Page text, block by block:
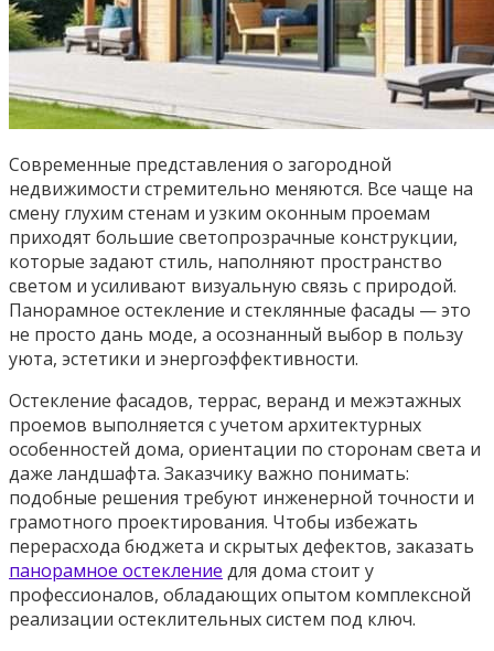
Современные представления о загородной
недвижимости стремительно меняются. Все чаще на
смену глухим стенам и узким оконным проемам
приходят большие светопрозрачные конструкции,
которые задают стиль, наполняют пространство
светом и усиливают визуальную связь с природой.
Панорамное остекление и стеклянные фасады — это
не просто дань моде, а осознанный выбор в пользу
уюта, эстетики и энергоэффективности.
Остекление фасадов, террас, веранд и межэтажных
проемов выполняется с учетом архитектурных
особенностей дома, ориентации по сторонам света и
даже ландшафта. Заказчику важно понимать:
подобные решения требуют инженерной точности и
грамотного проектирования. Чтобы избежать
перерасхода бюджета и скрытых дефектов, заказать
панорамное остекление для дома стоит у
профессионалов, обладающих опытом комплексной
реализации остеклительных систем под ключ.